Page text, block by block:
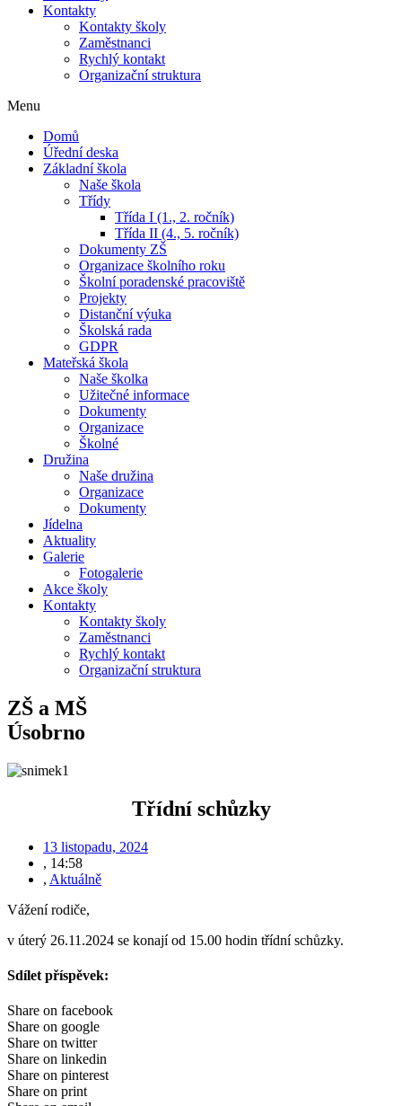
Kontakty
Kontakty školy
Zaměstnanci
Rychlý kontakt
Organizační struktura
Menu
Domů
Úřední deska
Základní škola
Naše škola
Třídy
Třída I (1., 2. ročník)
Třída II (4., 5. ročník)
Dokumenty ZŠ
Organizace školního roku
Školní poradenské pracoviště
Projekty
Distanční výuka
Školská rada
GDPR
Mateřská škola
Naše školka
Užitečné informace
Dokumenty
Organizace
Školné
Družina
Naše družina
Organizace
Dokumenty
Jídelna
Aktuality
Galerie
Fotogalerie
Akce školy
Kontakty
Kontakty školy
Zaměstnanci
Rychlý kontakt
Organizační struktura
ZŠ a MŠ
Úsobrno
Třídní schůzky
13 listopadu, 2024
, 14:58
, Aktuálně
Vážení rodiče,
v úterý 26.11.2024 se konají od 15.00 hodin třídní schůzky.
Sdílet příspěvek:
Share on facebook
Share on google
Share on twitter
Share on linkedin
Share on pinterest
Share on print